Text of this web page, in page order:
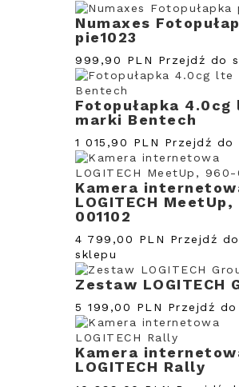
Numaxes
pie1023
999,90 PLN Przejdź do
Fotopułapka 4.0cg
marki Bentech
1 015,90 PLN Przejdź do
Kamera
LOGITECH
001102
4 799,00 PLN
Przejdź do
sklepu
Zestaw LOGITECH
5 199,00 PLN Przejdź
Kamera
LOGITECH Rally